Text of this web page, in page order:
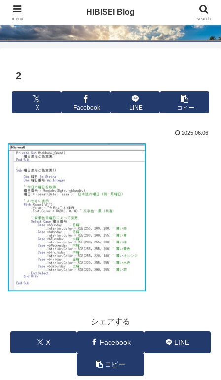
HIBISEI Blog
2
X Facebook LINE コピー
2025.06.06
シェアする
X Facebook LINE
コピー
menu
HIBISEI Blog
search